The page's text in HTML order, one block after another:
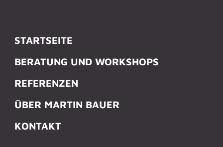
STARTSEITE
BERATUNG UND WORKSHOPS
REFERENZEN
ÜBER MARTIN BAUER
KONTAKT